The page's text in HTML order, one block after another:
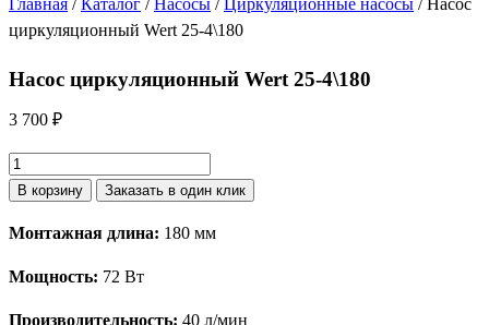
Главная /Каталог /Насосы /Циркуляционные насосы / Насос
циркуляционный Wert 25-4\180
Насос циркуляционный Wert 25-4\180
3 700 ₽
Количество
товара
циркуляционный
Wert
4\180
В корзину Заказать в один клик
Монтажная длина: 180 мм
Мощность: 72 Вт
Производительность: 40 л/мин